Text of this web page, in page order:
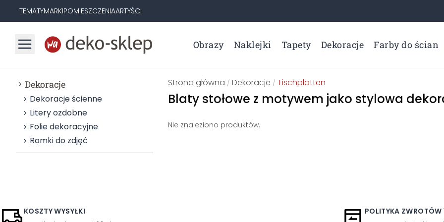
TEMATYMARKIPOMIESZCZENIAARTYŚCI
Obrazy Naklejki Tapety Dekoracje Farby do ścian
Dekoracje
Dekoracje ścienne
Litery ozdobne
Folie dekoracyjne
Ramki do zdjęć
Strona główna / Dekoracje /Tischplatten
Blaty stołowe z motywem jako stylowa
Nie znaleziono produktów.
KOSZTY WYSYŁKI
POLITYKA ZWROTÓW